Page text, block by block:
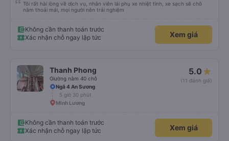
Tôi rất hài lòng về dịch vụ, nhân viên lái phụ xe nhiệt tình, xe sạch sẽ chỗ
nằm thoải mái, mọi người nên trải nghiệm
Không cần thanh toán trước
Xác nhận chỗ ngay lập tức
Xem giá
Thanh Phong
Giường nằm 40 chỗ
5.0
(11 đánh giá)
Ngã 4 An Sương
5 giờ 30 phút
Minh Lương
Không cần thanh toán trước
Xác nhận chỗ ngay lập tức
Xem giá